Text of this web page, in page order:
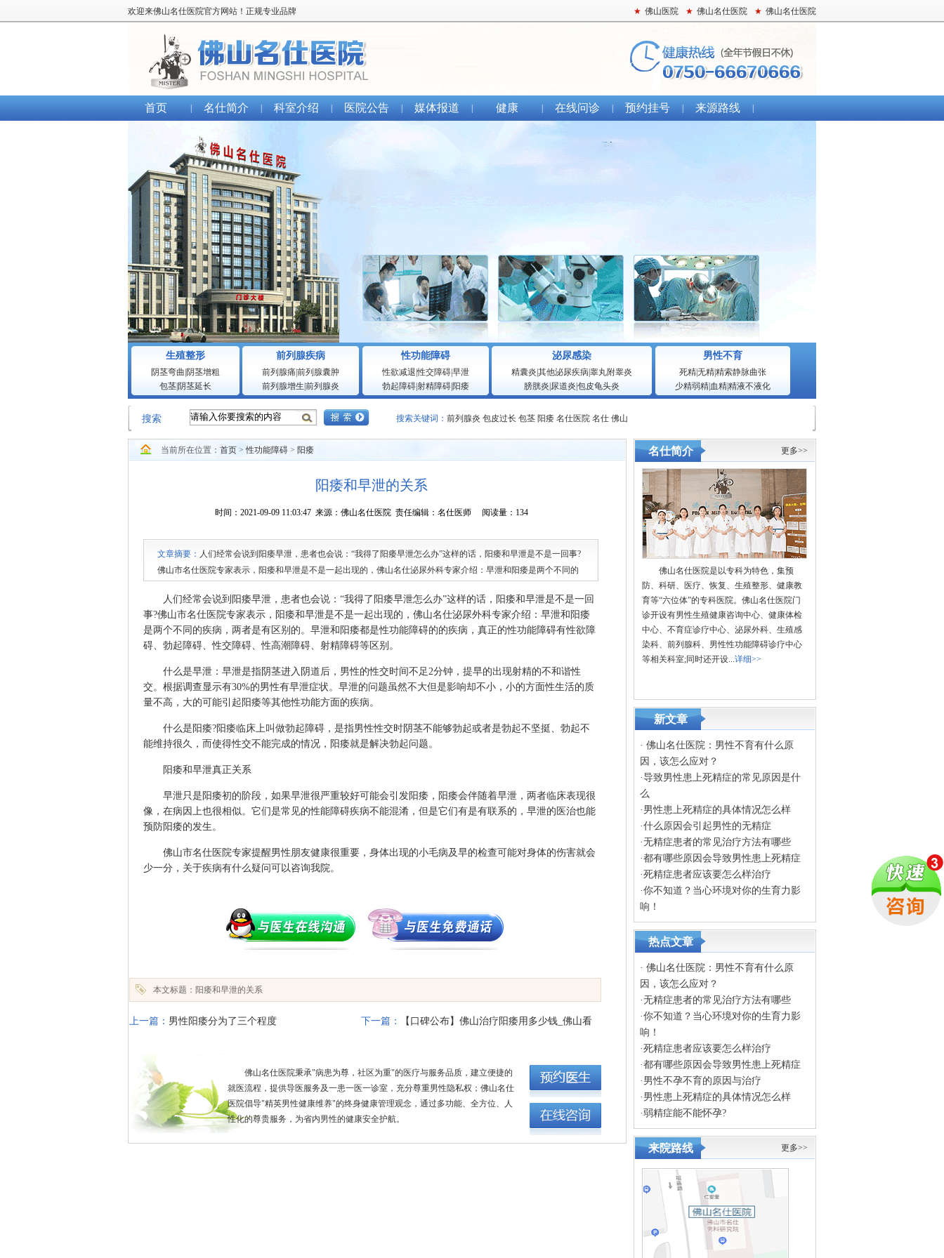
欢迎来佛山名仕医院官方网站！正规专业品牌 ★ 佛山医院 ★ 佛山名仕医院 ★ 佛山名仕医院
首页 名仕简介 科室介绍 医院公告 媒体报道 健康 在线问诊 预约挂号 来源路线
生殖整形
阴茎弯曲 阴茎增粗
包茎| 阴茎延长
前列腺疾病
前列腺痛 前列腺囊肿
前列腺增生 前列腺炎
性功能障碍
性欲减退 性交障碍|早泄
勃起障碍|射精障碍| 阳痿
泌尿感染
精囊炎 其他泌尿疾病睾丸附睾炎
膀胱炎 尿道炎 包皮龟头炎
男性不育
死精|无精|精索静脉曲张
少精弱精| 血精|精液不液化
搜索 搜索关键词： 前列腺炎 包皮过长 包茎 阳痿 名仕医院 名仕 佛山
当前所在位置： 首页 >性功能障碍 > 阳痿
阳痿和早泄的关系
时间：2021-09-09 11:03:47 来源：佛山名仕医院 责任编辑：名仕医师 阅读量：134
文章摘要： 人们经常会说到阳痿早泄，患者也会说：“我得了阳痿早泄怎么办”这样的话，阳痿和早泄是不是一回事?
佛山市名仕医院专家表示，阳痿和早泄是不是一起出现的，佛山名仕泌尿外科专家介绍：早泄和阳痿是两个不同的
人们经常会说到阳痿早泄，患者也会说：“我得了阳痿早泄怎么办”这样的话，阳痿和早泄是不是一回
事?佛山市名仕医院专家表示，阳痿和早泄是不是一起出现的，佛山名仕泌尿外科专家介绍：早泄和阳痿
是两个不同的疾病，两者是有区别的。早泄和阳痿都是性功能障碍的的疾病，真正的性功能障碍有性欲障
碍、勃起障碍、性交障碍、性高潮障碍、射精障碍等区别。
什么是早泄：早泄是指阴茎进入阴道后，男性的性交时间不足2分钟，提早的出现射精的不和谐性
交。根据调查显示有30%的男性有早泄症状。早泄的问题虽然不大但是影响却不小，小的方面性生活的质
量不高，大的可能引起阳痿等其他性功能方面的疾病。
什么是阳痿?阳痿临床上叫做勃起障碍，是指男性性交时阴茎不能够勃起或者是勃起不坚挺、勃起不
能维持很久，而使得性交不能完成的情况，阳痿就是解决勃起问题。
阳痿和早泄真正关系
早泄只是阳痿初的阶段，如果早泄很严重较好可能会引发阳痿，阳痿会伴随着早泄，两者临床表现很
像，在病因上也很相似。它们是常见的性能障碍疾病不能混淆，但是它们有是有联系的，早泄的医治也能
预防阳痿的发生。
佛山市名仕医院专家提醒男性朋友健康很重要，身体出现的小毛病及早的检查可能对身体的伤害就会
少一分，关于疾病有什么疑问可以咨询我院。
本文标题：阳痿和早泄的关系
上一篇： 男性阳痿分为了三个程度 下一篇： 【口碑公布】佛山治疗阳痿用多少钱_佛山看
佛山名仕医院秉承"病患为尊，社区为重"的医疗与服务品质，建立便捷的
就医流程，提供导医服务及一患一医一诊室，充分尊重男性隐私权；佛山名仕
医院倡导"精英男性健康维养"的终身健康管理观念，通过多功能、全方位、人
性化的尊贵服务，为省内男性的健康安全护航。
名仕简介 更多>>
佛山名仕医院是以专科为特色，集预
防、科研、医疗、恢复、生殖整形、健康教
育等“六位体”的专科医院。佛山名仕医院门
诊开设有男性生殖健康咨询中心、健康体检
中心、不育症诊疗中心、泌尿外科、生殖感
染科、前列腺科、男性性功能障碍诊疗中心
等相关科室;同时还开设...详细>>
新文章
· 佛山名仕医院：男性不育有什么原
因，该怎么应对？
·导致男性患上死精症的常见原因是什
么
· 男性患上死精症的具体情况怎么样
·什么原因会引起男性的无精症
·无精症患者的常见治疗方法有哪些
·都有哪些原因会导致男性患上死精症
·死精症患者应该要怎么样治疗
·你不知道？当心环境对你的生育力影
响！
热点文章
· 佛山名仕医院：男性不育有什么原
因，该怎么应对？
·无精症患者的常见治疗方法有哪些
·你不知道？当心环境对你的生育力影
响！
·死精症患者应该要怎么样治疗
·都有哪些原因会导致男性患上死精症
· 男性不孕不育的原因与治疗
· 男性患上死精症的具体情况怎么样
·弱精症能不能怀孕?
来院路线 更多>>